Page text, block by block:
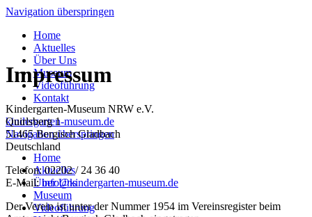
Navigation überspringen
Home
Aktuelles
Über Uns
Museum
Videoführung
Kontakt
kindergarten-museum.de
Navigation überspringen
Home
Aktuelles
Über Uns
Museum
Videoführung
Impressum
Kindergarten-Museum NRW e.V.
Quirlsberg 1
51465 Bergisch Gladbach
Deutschland
Telefon: 02202 / 24 36 40
E-Mail:info@kindergarten-museum.de
Der Verein ist unter der Nummer 1954 im Vereinsregister beim